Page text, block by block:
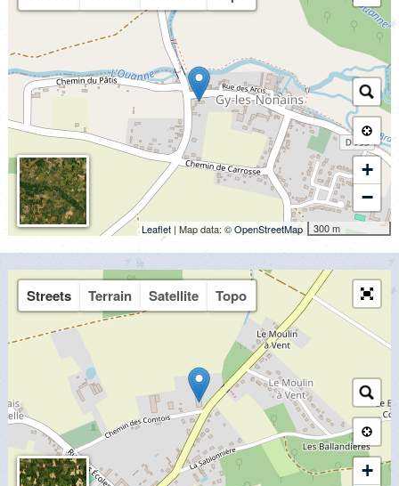
+
−
300 m
Leaflet | Map data: ©OpenStreetMap
Streets Terrain Satellite Topo
+